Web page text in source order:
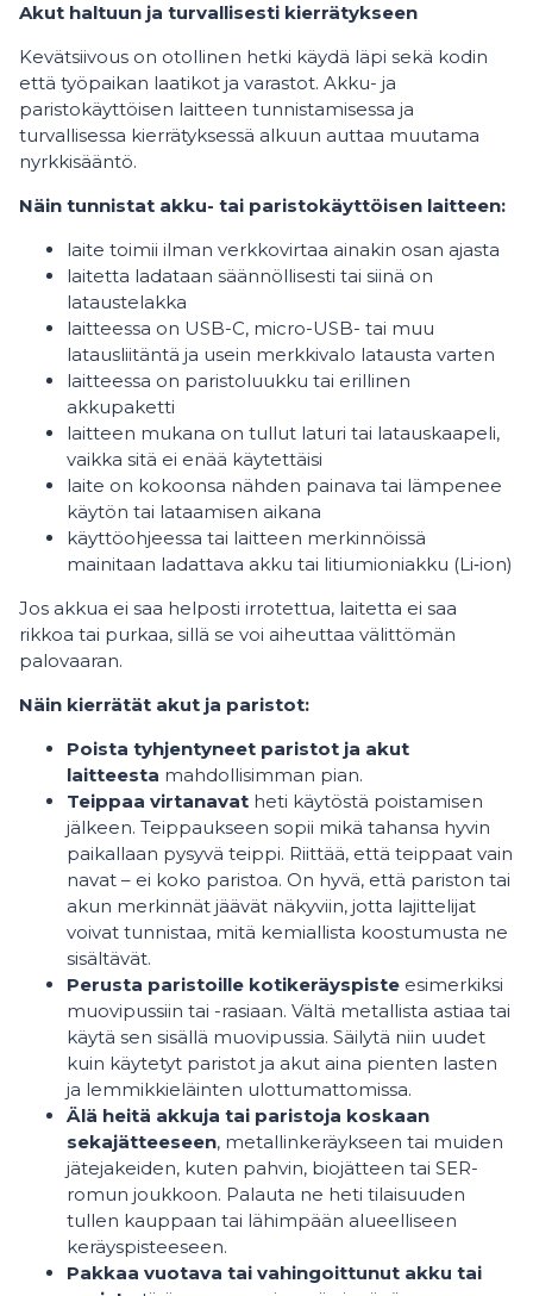
Akut haltuun ja turvallisesti kierrätykseen
Kevätsiivous on otollinen hetki käydä läpi sekä kodin
että työpaikan laatikot ja varastot. Akku- ja
paristokäyttöisen laitteen tunnistamisessa ja
turvallisessa kierrätyksessä alkuun auttaa muutama
nyrkkisääntö.
Näin tunnistat akku- tai paristokäyttöisen laitteen:
laite toimii ilman verkkovirtaa ainakin osan ajasta
laitetta ladataan säännöllisesti tai siinä on
lataustelakka
laitteessa on USB-C, micro-USB- tai muu
latausliitäntä ja usein merkkivalo latausta varten
laitteessa on paristoluukku tai erillinen
akkupaketti
laitteen mukana on tullut laturi tai latauskaapeli,
vaikka sitä ei enää käytettäisi
laite on kokoonsa nähden painava tai lämpenee
käytön tai lataamisen aikana
käyttöohjeessa tai laitteen merkinnöissä
mainitaan ladattava akku tai litiumioniakku (Li‑ion)
Jos akkua ei saa helposti irrotettua, laitetta ei saa
rikkoa tai purkaa, sillä se voi aiheuttaa välittömän
palovaaran.
Näin kierrätät akut ja paristot:
Poista tyhjentyneet paristot ja akut
laitteesta mahdollisimman pian.
Teippaa virtanavat heti käytöstä poistamisen
jälkeen. Teippaukseen sopii mikä tahansa hyvin
paikallaan pysyvä teippi. Riittää, että teippaat vain
navat – ei koko paristoa. On hyvä, että pariston tai
akun merkinnät jäävät näkyviin, jotta lajittelijat
voivat tunnistaa, mitä kemiallista koostumusta ne
sisältävät.
Perusta paristoille kotikeräyspiste esimerkiksi
muovipussiin tai -rasiaan. Vältä metallista astiaa tai
käytä sen sisällä muovipussia. Säilytä niin uudet
kuin käytetyt paristot ja akut aina pienten lasten
ja lemmikkieläinten ulottumattomissa.
Älä heitä akkuja tai paristoja koskaan
sekajätteeseen, metallinkeräykseen tai muiden
jätejakeiden, kuten pahvin, biojätteen tai SER-
romun joukkoon. Palauta ne heti tilaisuuden
tullen kauppaan tai lähimpään alueelliseen
keräyspisteeseen.
Pakkaa vuotava tai vahingoittunut akku tai